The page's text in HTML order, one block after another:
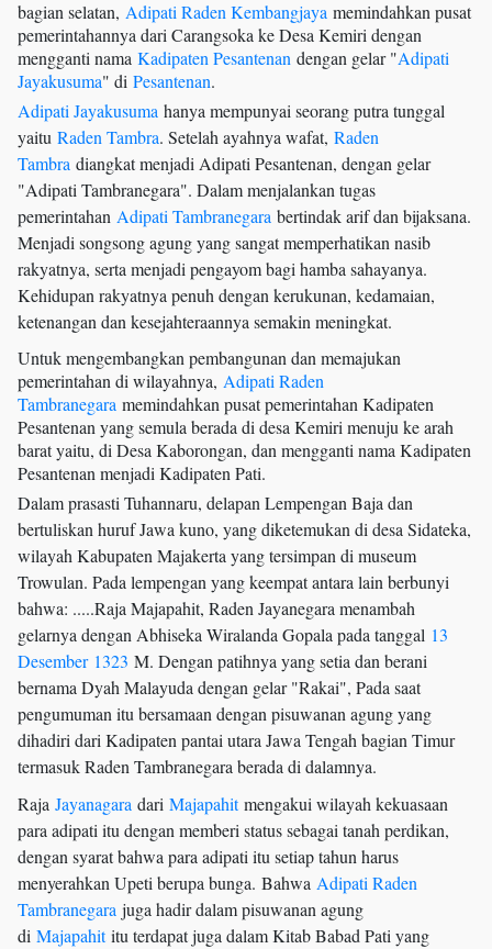
bagian selatan, Adipati Raden Kembangjaya memindahkan pusat
pemerintahannya dari Carangsoka ke Desa Kemiri dengan
mengganti nama Kadipaten Pesantenan dengan gelar "Adipati
Jayakusuma" di Pesantenan.
Adipati Jayakusuma hanya mempunyai seorang putra tunggal
yaitu Raden Tambra. Setelah ayahnya wafat, Raden
Tambra diangkat menjadi Adipati Pesantenan, dengan gelar
"Adipati Tambranegara". Dalam menjalankan tugas
pemerintahan Adipati Tambranegara bertindak arif dan bijaksana.
Menjadi songsong agung yang sangat memperhatikan nasib
rakyatnya, serta menjadi pengayom bagi hamba sahayanya.
Kehidupan rakyatnya penuh dengan kerukunan, kedamaian,
ketenangan dan kesejahteraannya semakin meningkat.
Untuk mengembangkan pembangunan dan memajukan
pemerintahan di wilayahnya, Adipati Raden
Tambranegara memindahkan pusat pemerintahan Kadipaten
Pesantenan yang semula berada di desa Kemiri menuju ke arah
barat yaitu, di Desa Kaborongan, dan mengganti nama Kadipaten
Pesantenan menjadi Kadipaten Pati.
Dalam prasasti Tuhannaru, delapan Lempengan Baja dan
bertuliskan huruf Jawa kuno, yang diketemukan di desa Sidateka,
wilayah Kabupaten Majakerta yang tersimpan di museum
Trowulan. Pada lempengan yang keempat antara lain berbunyi
bahwa: .....Raja Majapahit, Raden Jayanegara menambah
gelarnya dengan Abhiseka Wiralanda Gopala pada tanggal 13
Desember 1323 M. Dengan patihnya yang setia dan berani
bernama Dyah Malayuda dengan gelar "Rakai", Pada saat
pengumuman itu bersamaan dengan pisuwanan agung yang
dihadiri dari Kadipaten pantai utara Jawa Tengah bagian Timur
termasuk Raden Tambranegara berada di dalamnya.
Raja Jayanagara dari Majapahitmengakui wilayah kekuasaan
para adipati itu dengan memberi status sebagai tanah perdikan,
dengan syarat bahwa para adipati itu setiap tahun harus
menyerahkan Upeti berupa bunga. Bahwa Adipati Raden
Tambranegara juga hadir dalam pisuwanan agung
di Majapahititu terdapat juga dalam Kitab Babad Pati yang